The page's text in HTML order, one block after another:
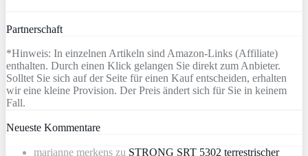
Partnerschaft
*Hinweis: In einzelnen Artikeln sind Amazon-Links (Affiliate)
enthalten. Durch einen Klick gelangen Sie direkt zum Anbieter.
Solltet Sie sich auf der Seite für einen Kauf entscheiden, erhalten
wir eine kleine Provision. Der Preis ändert sich für Sie in keinem
Fall.
Neueste Kommentare
marianne merkens zu STRONG SRT 5302 terrestrischer